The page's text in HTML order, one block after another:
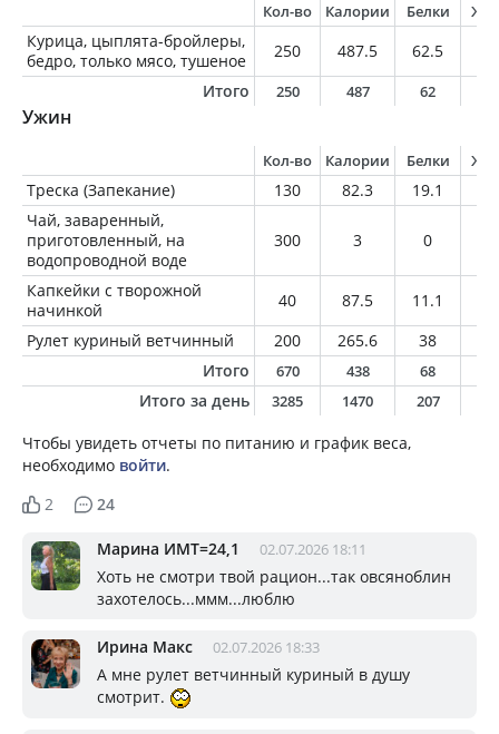
Кол-во Калории Белки
Курица, цыплята-бройлеры,
бедро, только мясо, тушеное
250 487.5 62.5
Итого
250 487 62
Ужин
Кол-во Калории Белки
Треска (Запекание) 130 82.3 19.1
Чай, заваренный,
приготовленный, на
водопроводной воде
300 3 0
Капкейки с творожной
начинкой
40 87.5 11.1
Рулет куриный ветчинный
200 265.6 38
Итого
670 438 68
Итого за день 3285 1470 207
Чтобы увидеть отчеты по питанию и график веса,
необходимо войти.
2
24
Марина ИМТ=24,1 02.07.2026 18:11
Хоть не смотри твой рацион...так овсяноблин
захотелось...ммм...люблю
Ирина Макс 02.07.2026 18:33
А мне рулет ветчинный куриный в душу
смотрит.